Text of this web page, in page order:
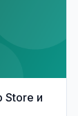
Store и